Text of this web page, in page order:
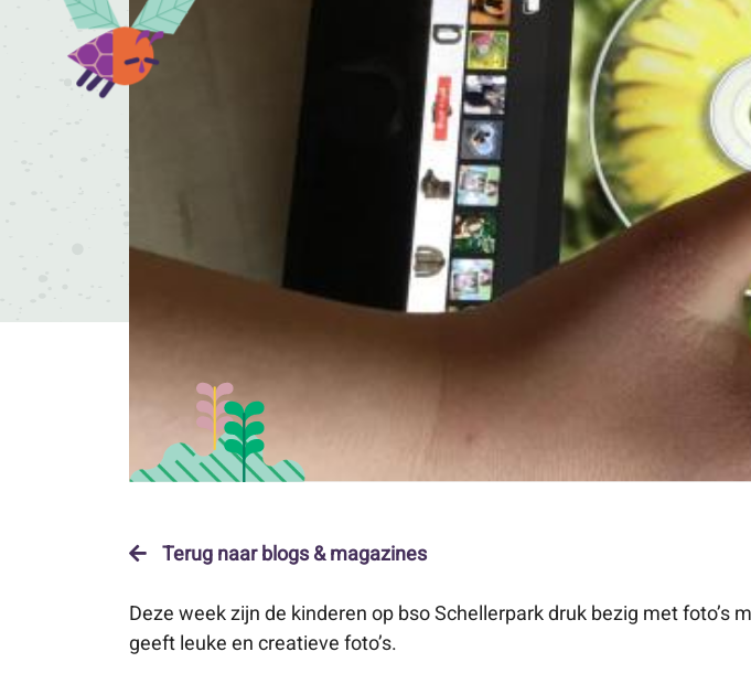
Terug naar blogs & magazines
Deze week zijn de kinderen op bso Schellerpark druk bezig met
geeft leuke en creatieve foto’s.